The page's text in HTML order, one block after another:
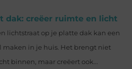
dak: creëer ruimte en licht
lichtstraat op je platte dak kan een
maken in je huis. Het brengt niet
binnen, maar creëert ook...